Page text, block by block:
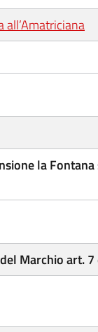
all’Amatriciana
la
Marchio art.